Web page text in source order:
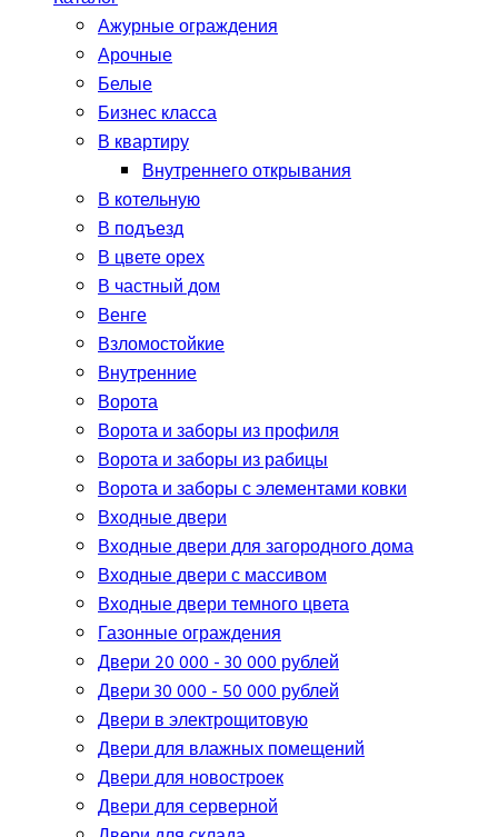
Ажурные ограждения
Арочные
Белые
Бизнес класса
В квартиру
Внутреннего открывания
В котельную
В подъезд
В цвете орех
В частный дом
Венге
Взломостойкие
Внутренние
Ворота
Ворота и заборы из профиля
Ворота и заборы из рабицы
Ворота и заборы с элементами ковки
Входные двери
Входные двери для загородного дома
Входные двери с массивом
Входные двери темного цвета
Газонные ограждения
Двери 20 000 - 30 000 рублей
Двери 30 000 - 50 000 рублей
Двери в электрощитовую
Двери для влажных помещений
Двери для новостроек
Двери для серверной